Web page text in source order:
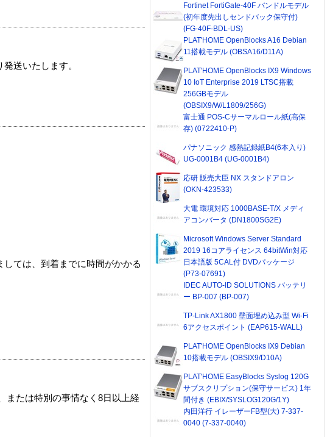
送いたします。
ては、到着までに時間がかかる
または特別の事情なく8日以上経
Fortinet FortiGate-40F バンドルモデル
(初年度先出しセンドバック保守付)
(FG-40F-BDL-US)
PLAT'HOME OpenBlocks A16 Debian
11搭載モデル (OBSA16/D11A)
PLAT'HOME OpenBlocks IX9 Windows
10 IoT Enterprise 2019 LTSC搭載
256GBモデル
(OBSIX9/W/L1809/256G)
富士通 POS-Cサーマルロール紙(高保
存) (0722410-P)
パナソニック 感熱記録紙B4(6本入り)
UG-0001B4 (UG-0001B4)
応研 販売大臣 NX スタンドアロン
(OKN-423533)
大電 環境対応 1000BASE-T/X メディ
アコンバータ (DN1800SG2E)
Microsoft Windows Server Standard
2019 16コアライセンス 64bitWin対応
日本語版 5CAL付 DVDパッケージ
(P73-07691)
IDEC AUTO-ID SOLUTIONS バッテリ
ー BP-007 (BP-007)
TP-Link AX1800 壁面埋め込み型 Wi-Fi
6アクセスポイント (EAP615-WALL)
PLAT'HOME OpenBlocks IX9 Debian
10搭載モデル (OBSIX9/D10A)
PLAT'HOME EasyBlocks Syslog 120G
サブスクリプション(保守サービス) 1年
間付き (EBIX/SYSLOG120G/1Y)
内田洋行 イレーザーFB型(大) 7-337-
0040 (7-337-0040)